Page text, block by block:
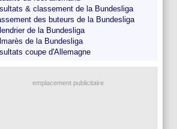
& classement de la Bundesliga
des buteurs de la Bundesliga
de la Bundesliga
de la Bundesliga
coupe d'Allemagne
emplacement publicitaire